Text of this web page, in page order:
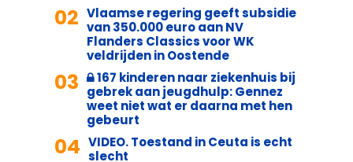
02 Vlaamse regering geeft subsidie
van 350.000 euro aan NV
Flanders Classics voor WK
veldrijden in Oostende
03
167 kinderen naar ziekenhuis bij
gebrek aan jeugdhulp: Gennez
weet niet wat er daarna met hen
gebeurt
04 VIDEO. Toestand in Ceuta is echt
slecht